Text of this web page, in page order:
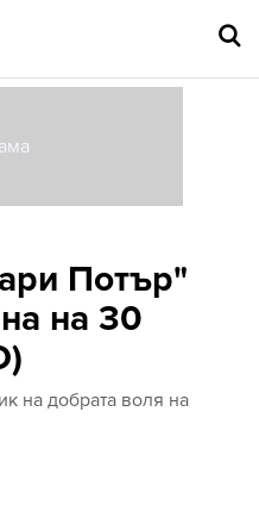
Потър"
на 30
на добрата воля на